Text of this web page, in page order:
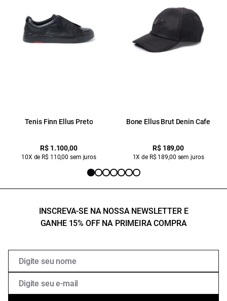
Tenis Finn Ellus Preto
R$ 1.100,00
10X de R$ 110,00 sem juros
Bone Ellus Brut Denin Cafe
R$ 189,00
1X de R$ 189,00 sem juros
INSCREVA-SE NA NOSSA NEWSLETTER E
GANHE 15% OFF NA PRIMEIRA COMPRA